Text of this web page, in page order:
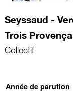
Seyssaud -
Trois
Collectif
Année de parution